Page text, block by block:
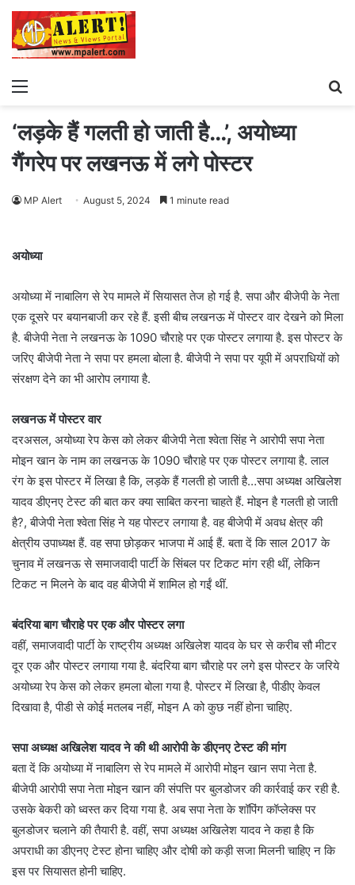
Menu
‘लड़के हैं गलती हो जाती है…’, अयोध्या
गैंगरेप पर लखनऊ में लगे पोस्टर
MP Alert August 5, 2024 1 minute read
अयोध्या
अयोध्या में नाबालिग से रेप मामले में सियासत तेज हो गई है. सपा और बीजेपी के नेता
एक दूसरे पर बयानबाजी कर रहे हैं. इसी बीच लखनऊ में पोस्‍टर वार देखने को मिला
है. बीजेपी नेता ने लखनऊ के 1090 चौराहे पर एक पोस्‍टर लगाया है. इस पोस्‍टर के
जरिए बीजेपी नेता ने सपा पर हमला बोला है. बीजेपी ने सपा पर यूपी में अपराधियों को
संरक्षण देने का भी आरोप लगाया है.
लखनऊ में पोस्‍टर वार
दरअसल, अयोध्‍या रेप केस को लेकर बीजेपी नेता श्वेता सिंह ने आरोपी सपा नेता
मोइन खान के नाम का लखनऊ के 1090 चौराहे पर एक पोस्‍टर लगाया है. लाल
रंग के इस पोस्‍टर में लिखा है कि, लड़के हैं गलती हो जाती है…सपा अध्यक्ष अखिलेश
यादव डीएनए टेस्ट की बात कर क्या साबित करना चाहते हैं. मोइन है गलती हो जाती
है?, बीजेपी नेता श्वेता सिंह ने यह पोस्टर लगाया है. वह बीजेपी में अवध क्षेत्र की
क्षेत्रीय उपाध्यक्ष हैं. वह सपा छोड़कर भाजपा में आई हैं. बता दें कि साल 2017 के
चुनाव में लखनऊ से समाजवादी पार्टी के सिंबल पर टिकट मांग रही थीं, लेकिन
टिकट न मिलने के बाद वह बीजेपी में शामिल हो गईं थीं.
बंदरिया बाग चौराहे पर एक और पोस्‍टर लगा
वहीं, समाजवादी पार्टी के राष्‍ट्रीय अध्‍यक्ष अखिलेश यादव के घर से करीब सौ मीटर
दूर एक और पोस्‍टर लगाया गया है. बंदरिया बाग चौराहे पर लगे इस पोस्‍टर के जरिये
अयोध्या रेप केस को लेकर हमला बोला गया है. पोस्टर में लिखा है, पीडीए केवल
दिखावा है, पीडी से कोई मतलब नहीं, मोइन A को कुछ नहीं होना चाहिए.
सपा अध्‍यक्ष अखिलेश यादव ने की थी आरोपी के डीएनए टेस्‍ट की मांग
बता दें कि अयोध्‍या में नाबालिग से रेप मामले में आरोपी मोइन खान सपा नेता है.
बीजेपी आरोपी सपा नेता मोइन खान की संपत्ति पर बुलडोजर की कार्रवाई कर रही है.
उसके बेकरी को ध्‍वस्‍त कर दिया गया है. अब सपा नेता के शॉपिंग कॉप्‍लेक्‍स पर
बुलडोजर चलाने की तैयारी है. वहीं, सपा अध्‍यक्ष अखिलेश यादव ने कहा है कि
अपराधी का डीएनए टेस्‍ट होना चाहिए और दोषी को कड़ी सजा मिलनी चाहिए न कि
इस पर सियासत होनी चाहिए.